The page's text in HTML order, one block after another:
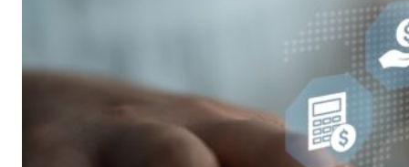
utilizando el análisis
fundamental,
muchos inversores se
interesan por otro